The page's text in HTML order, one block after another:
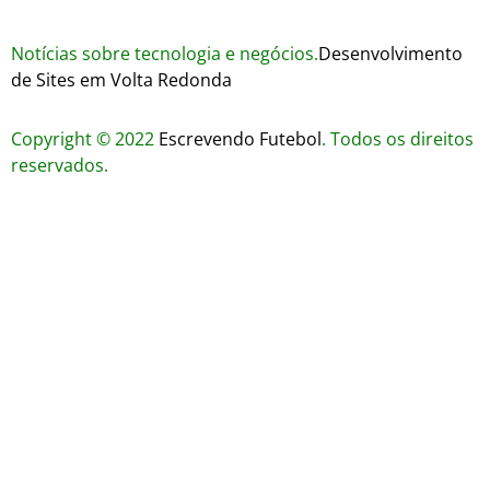
Notícias sobre tecnologia e negócios.Desenvolvimento
de Sites em Volta Redonda
Copyright © 2022 Escrevendo Futebol. Todos os direitos
reservados.